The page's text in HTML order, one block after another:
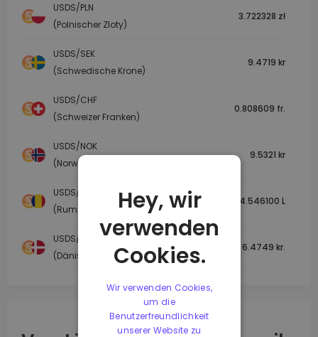
USDS/PLN
(Polnischer Zloty)
3.722328 zł
USDS/SEK
(Schwedische Krone)
9.4719 kr
USDS/CHF
(Schweizer Franken)
0.808609 fr.
USDS/NOK
(Norwegische Krone)
9.5321 kr
USDS/RON
(Rumänischer Leu)
4.546100 L
USDS/DKK
(Dänische Krone)
6.4749 kr.
Hey, wir
verwenden
Cookies.
Wir verwenden Cookies,
um die
Benutzerfreundlichkeit
unserer Website zu